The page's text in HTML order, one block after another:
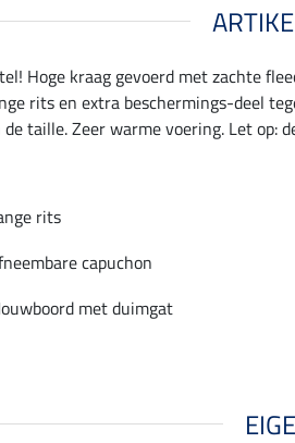
Hoge kraag gevoerd met zachte
rits en extra beschermings-deel
taille. Zeer warme voering. Let op:
rits
capuchon
met duimgat